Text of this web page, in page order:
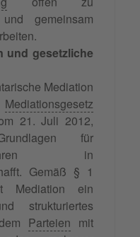
gemeinsam
und gesetzliche
Mediation
Mediationsgesetz
21. Juli 2012,
für
in
Gemäß § 1
Mediation ein
strukturiertes
Parteien mit